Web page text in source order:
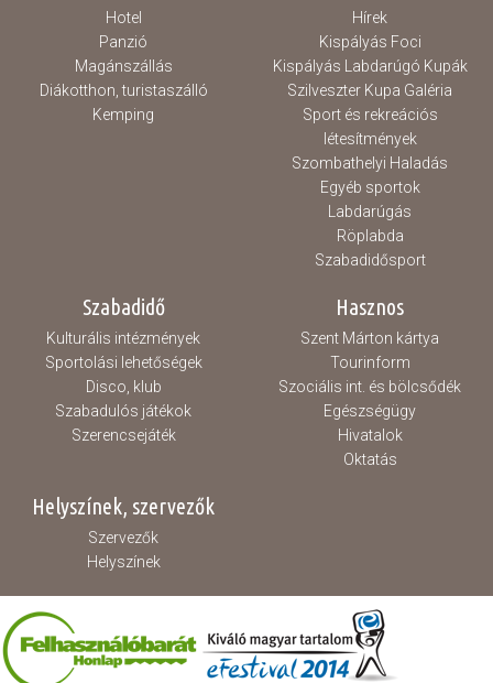
Hotel
Panzió
Magánszállás
Diákotthon, turistaszálló
Kemping
Hírek
Kispályás Foci
Kispályás Labdarúgó Kupák
Szilveszter Kupa Galéria
Sport és rekreációs
létesítmények
Szombathelyi Haladás
Egyéb sportok
Labdarúgás
Röplabda
Szabadidősport
Szabadidő
Kulturális intézmények
Sportolási lehetőségek
Disco, klub
Szabadulós játékok
Szerencsejáték
Hasznos
Szent Márton kártya
Tourinform
Szociális int. és bölcsődék
Egészségügy
Hivatalok
Oktatás
Helyszínek, szervezők
Szervezők
Helyszínek